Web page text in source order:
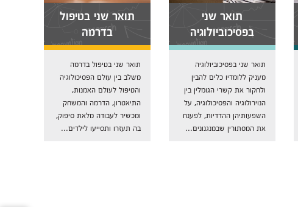
תואר שני
בפסיכוביולוגיה
תואר שני בפסיכוביולוגיה
מעניק ללומדיו כלים להבין
ולחקור את קשרי הגומלין בין
הנוירולוגיה והפסיכולוגיה, על
השפעותיהן ההדדיות, לפענח
את המסתורין שבמנגנונים...
תואר שני בטיפול
בדרמה
תואר שני בטיפול בדרמה
משלב בין עולם הפסיכולוגיה
והטיפול לעולם האמנות,
התיאטרון, הדרמה והמשחק
ומכשיר לעבודה מלאת סיפוק,
בה תעזרו ותסייעו לילדים...